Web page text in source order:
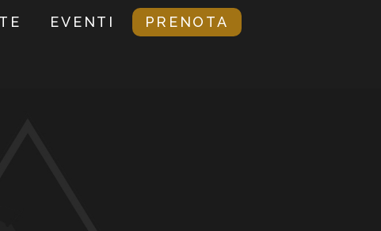
EVENTI PRENOTA